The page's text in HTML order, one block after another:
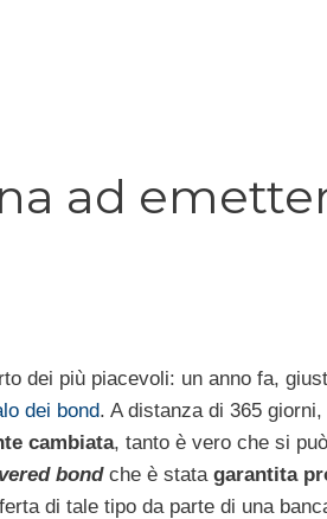
ad
dei più piacevoli: un anno fa,
dei bond. A distanza di 365
cambiata, tanto è vero che si
bond che è stata garantita
di tale tipo da parte di una